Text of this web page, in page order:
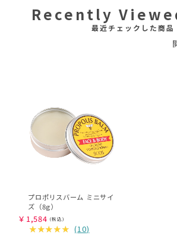
Recently
最近チェックした商品
プロポリスバーム ミニサイ
ズ（8g）
￥ 1,584
(10)